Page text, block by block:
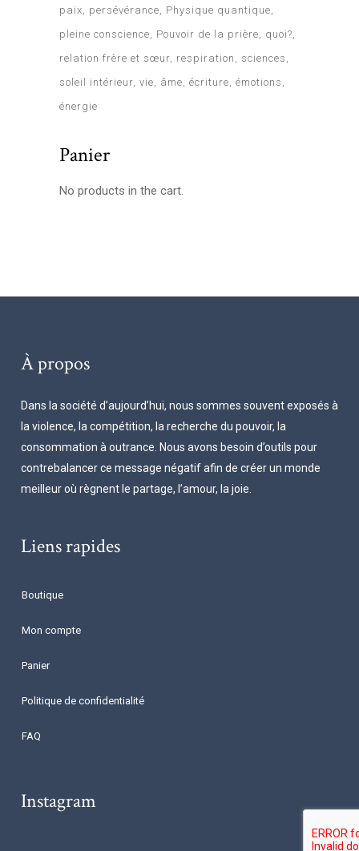
paix
persévérance
Physique quantique
pleine conscience
Pouvoir de la prière
quoi?
relation frère et sœur respiration
sciences
soleil intérieur vie âme écriture émotions
énergie
Panier
No products in the cart.
À propos
Dans la société d’aujourd’hui, nous sommes souvent exposés à
la violence, la compétition, la recherche du pouvoir, la
consommation à outrance. Nous avons besoin d’outils pour
contrebalancer ce message négatif afin de créer un monde
meilleur où règnent le partage, l’amour, la joie.
Liens rapides
Boutique
Mon compte
Panier
Politique de confidentialité
FAQ
Instagram